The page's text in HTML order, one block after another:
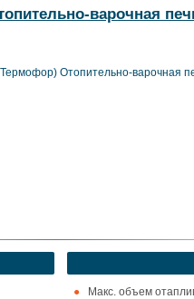
варочная
Отопительно-варочная
Макс. объем